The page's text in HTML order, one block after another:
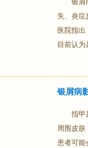
银屑
失、炎症
医院指
目前认
银屑病
指甲
周围皮肤
患者可能